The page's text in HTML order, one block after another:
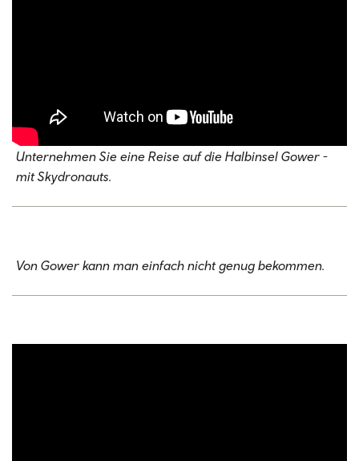
Unternehmen Sie eine Reise auf die Halbinsel Gower -
mit Skydronauts.
Von Gower kann man einfach nicht genug bekommen.